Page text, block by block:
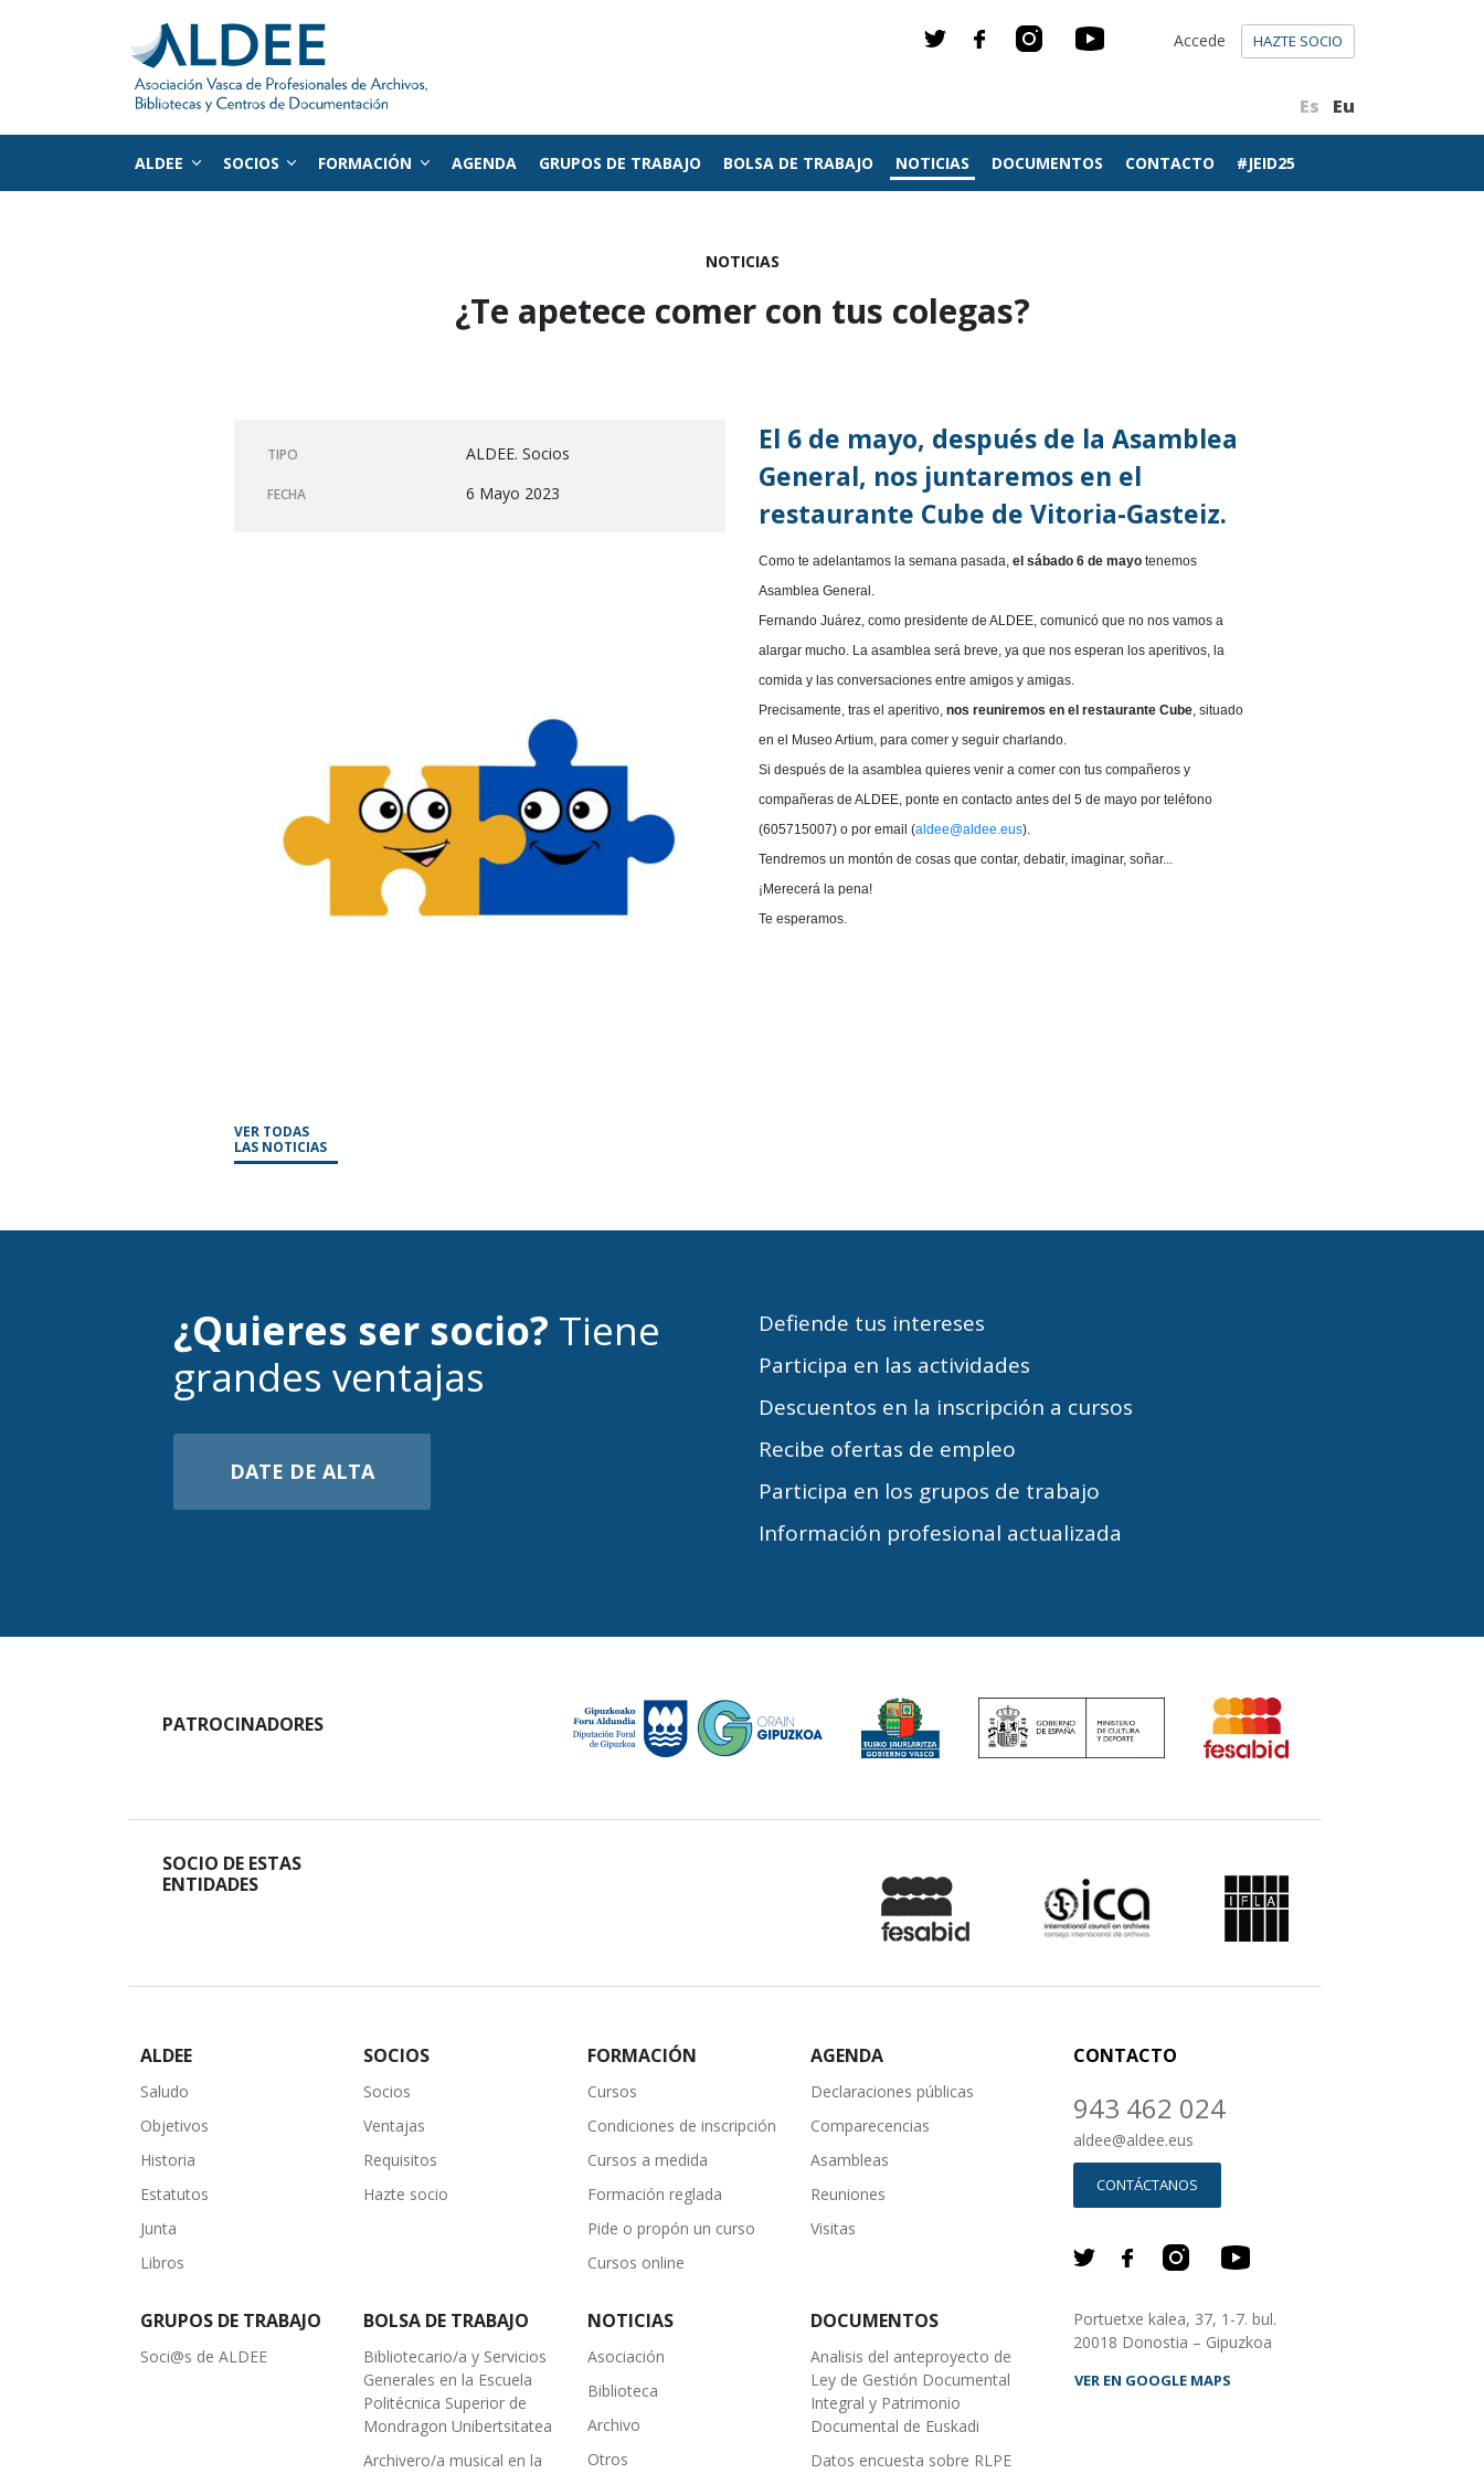
Es Eu
Accede HAZTE SOCIO
ALDEE SOCIOS FORMACIÓN AGENDA GRUPOS DE TRABAJO BOLSA DE TRABAJO NOTICIAS DOCUMENTOS CONTACTO #JEID25
NOTICIAS
¿Te apetece comer con tus colegas?
TIPO ALDEE. Socios
FECHA 6 Mayo 2023
El 6 de mayo, después de la Asamblea
General, nos juntaremos en el
restaurante Cube de Vitoria-Gasteiz.
Como te adelantamos la semana pasada, el sábado 6 de mayo tenemos
Asamblea General.
Fernando Juárez, como presidente de ALDEE, comunicó que no nos vamos a
alargar mucho. La asamblea será breve, ya que nos esperan los aperitivos, la
comida y las conversaciones entre amigos y amigas.
Precisamente, tras el aperitivo, nos reuniremos en el restaurante Cube, situado
en el Museo Artium, para comer y seguir charlando.
Si después de la asamblea quieres venir a comer con tus compañeros y
compañeras de ALDEE, ponte en contacto antes del 5 de mayo por teléfono
(605715007) o por email (aldee@aldee.eus).
Tendremos un montón de cosas que contar, debatir, imaginar, soñar...
¡Merecerá la pena!
Te esperamos.
VER TODAS
LAS NOTICIAS
¿Quieres ser socio? Tiene
grandes ventajas
DATE DE ALTA
Defiende tus intereses
Participa en las actividades
Descuentos en la inscripción a cursos
Recibe ofertas de empleo
Participa en los grupos de trabajo
Información profesional actualizada
PATROCINADORES
SOCIO DE ESTAS
ENTIDADES
ALDEE
Saludo
Objetivos
Historia
Estatutos
Junta
Libros
SOCIOS
Socios
Ventajas
Requisitos
Hazte socio
FORMACIÓN
Cursos
Condiciones de inscripción
Cursos a medida
Formación reglada
Pide o propón un curso
Cursos online
AGENDA
Declaraciones públicas
Comparecencias
Asambleas
Reuniones
Visitas
GRUPOS DE TRABAJO
Soci@s de ALDEE
BOLSA DE TRABAJO
Bibliotecario/a y Servicios
Generales en la Escuela
Politécnica Superior de
Mondragon Unibertsitatea
Archivero/a musical en la
NOTICIAS
Asociación
Biblioteca
Archivo
Otros
DOCUMENTOS
Analisis del anteproyecto de
Ley de Gestión Documental
Integral y Patrimonio
Documental de Euskadi
Datos encuesta sobre RLPE
CONTACTO
943 462 024
aldee@aldee.eus
CONTÁCTANOS
Portuetxe kalea, 37, 1-7. bul.
20018 Donostia – Gipuzkoa
VER EN GOOGLE MAPS